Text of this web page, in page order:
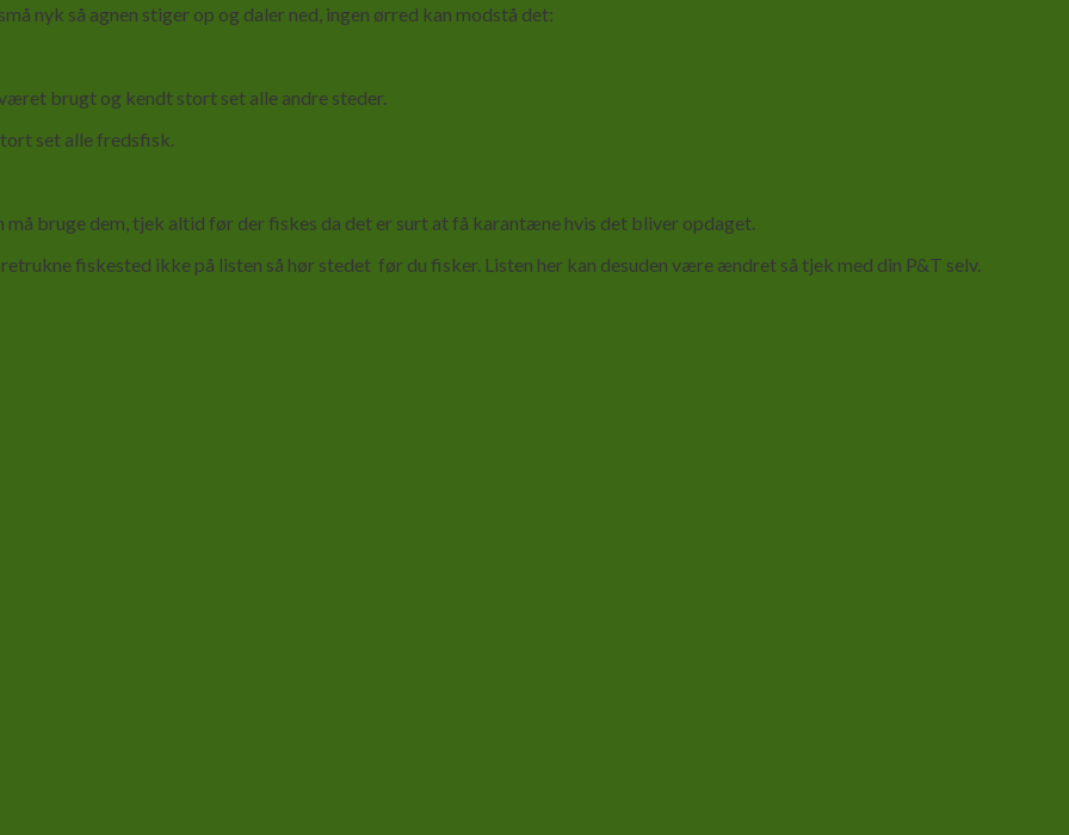
nyk så agnen stiger op og daler ned, ingen ørred kan modstå det:
brugt og kendt stort set alle andre steder.
set alle fredsfisk.
bruge dem, tjek altid før der fiskes da det er surt at få karantæne hvis det bliver opdaget.
fiskested ikke på listen så hør stedet før du fisker. Listen her kan desuden være ændret så tjek med din P&T selv.